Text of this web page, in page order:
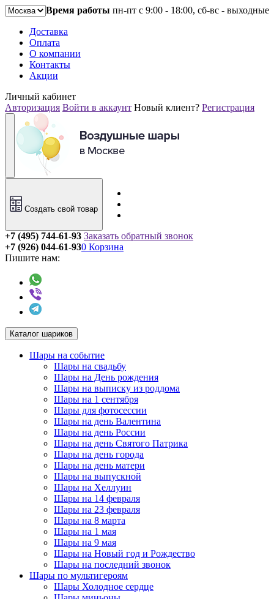
Время работы пн-пт с 9:00 - 18:00, сб-вс - выходные
Доставка
Оплата
О компании
Контакты
Акции
Личный кабинет
Авторизация Войти в аккаунт Новый клиент? Регистрация
Создать свой товар
+7 (495) 744-61-93 Заказать обратный звонок
+7 (926) 044-61-93
Пишите нам:
0 Корзина
Каталог шариков
Шары на событие
Шары на свадьбу
Шары на День рождения
Шары на выписку из роддома
Шары на 1 сентября
Шары для фотосессии
Шары на день Валентина
Шары на день России
Шары на день Святого Патрика
Шары на день города
Шары на день матери
Шары на выпускной
Шары на Хеллуин
Шары на 14 февраля
Шары на 23 февраля
Шары на 8 марта
Шары на 1 мая
Шары на 9 мая
Шары на Новый год и Рождество
Шары на последний звонок
Шары по мультигероям
Шары Холодное сердце